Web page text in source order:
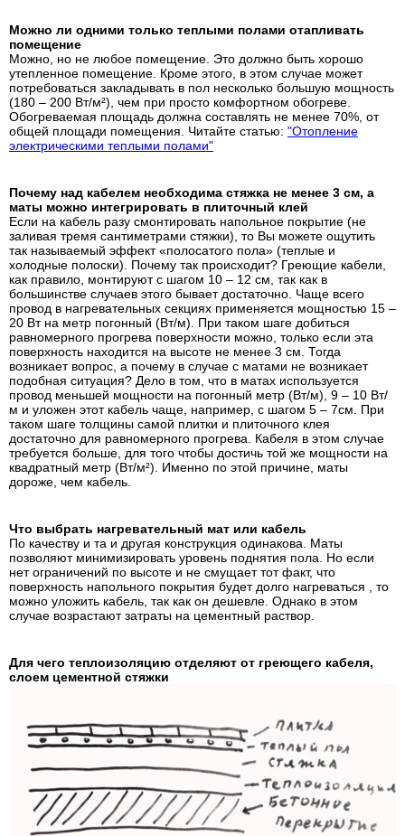
Можно ли одними только теплыми полами отапливать
помещение
Можно, но не любое помещение. Это должно быть хорошо
утепленное помещение. Кроме этого, в этом случае может
потребоваться закладывать в пол несколько большую мощность
(180 – 200 Вт/м²), чем при просто комфортном обогреве.
Обогреваемая площадь должна составлять не менее 70%, от
общей площади помещения. Читайте статью: "Отопление
электрическими теплыми полами"
Почему над кабелем необходима стяжка не менее 3 см, а
маты можно интегрировать в плиточный клей
Если на кабель разу смонтировать напольное покрытие (не
заливая тремя сантиметрами стяжки), то Вы можете ощутить
так называемый эффект «полосатого пола» (теплые и
холодные полоски). Почему так происходит? Греющие кабели,
как правило, монтируют с шагом 10 – 12 см, так как в
большинстве случаев этого бывает достаточно. Чаще всего
провод в нагревательных секциях применяется мощностью 15 –
20 Вт на метр погонный (Вт/м). При таком шаге добиться
равномерного прогрева поверхности можно, только если эта
поверхность находится на высоте не менее 3 см. Тогда
возникает вопрос, а почему в случае с матами не возникает
подобная ситуация? Дело в том, что в матах используется
провод меньшей мощности на погонный метр (Вт/м), 9 – 10 Вт/
м и уложен этот кабель чаще, например, с шагом 5 – 7см. При
таком шаге толщины самой плитки и плиточного клея
достаточно для равномерного прогрева. Кабеля в этом случае
требуется больше, для того чтобы достичь той же мощности на
квадратный метр (Вт/м²). Именно по этой причине, маты
дороже, чем кабель.
Что выбрать нагревательный мат или кабель
По качеству и та и другая конструкция одинакова. Маты
позволяют минимизировать уровень поднятия пола. Но если
нет ограничений по высоте и не смущает тот факт, что
поверхность напольного покрытия будет долго нагреваться , то
можно уложить кабель, так как он дешевле. Однако в этом
случае возрастают затраты на цементный раствор.
Для чего теплоизоляцию отделяют от греющего кабеля,
слоем цементной стяжки